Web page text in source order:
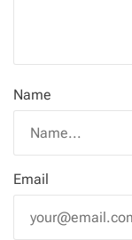
Name
Email